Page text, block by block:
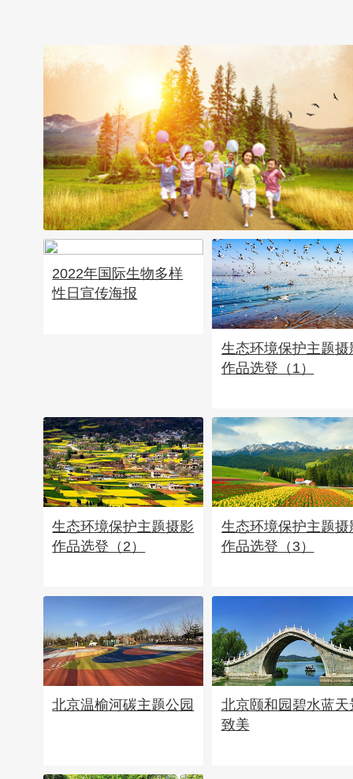
2022年六五环境日主题宣传
2022年国际生物多样
性日宣传海报
生态环境保护主题摄
作品选登（1）
生态环境保护主题摄影
作品选登（2）
生态环境保护主题摄
作品选登（3）
北京温榆河碳主题公园
北京颐和园碧水蓝天
致美